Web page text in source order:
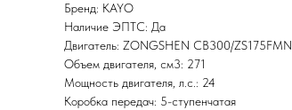
Бренд: KAYO
Наличие ЭПТС: Да
Двигатель: ZONGSHEN CB300/ZS175FMN
Объем двигателя, см3: 271
Мощность двигателя, л.с.: 24
Коробка передач: 5-ступенчатая